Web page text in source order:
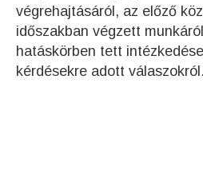
végrehajtásáról, az előző
időszakban végzett
hatáskörben tett
kérdésekre adott válaszokról.